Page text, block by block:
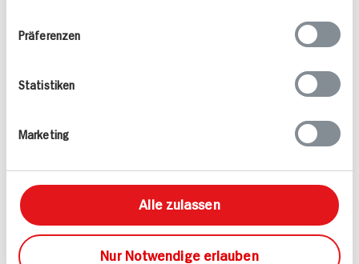
Präferenzen
Statistiken
Marketing
Alle zulassen
Nur Notwendige erlauben
Angebote & Coupons
Rezepte
Sortiment
Marktfinder
Unser Magazin